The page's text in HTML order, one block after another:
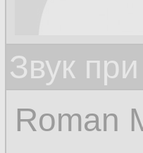
Звук
Roman